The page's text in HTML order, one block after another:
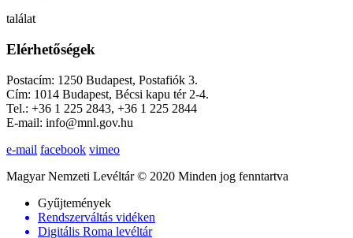
találat
Elérhetőségek
Postacím: 1250 Budapest, Postafiók 3.
Cím: 1014 Budapest, Bécsi kapu tér 2-4.
Tel.: +36 1 225 2843, +36 1 225 2844
E-mail: info@mnl.gov.hu
e-mail facebook vimeo
Magyar Nemzeti Levéltár © 2020 Minden jog fenntartva
Gyűjtemények
Rendszerváltás vidéken
Digitális Roma levéltár